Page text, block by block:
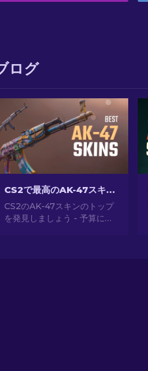
ログ
CS2で最高のAK-47スキン: 安価から高価まで
CS2のAK-47スキンのトップ
を発見しましょう - 予算に優